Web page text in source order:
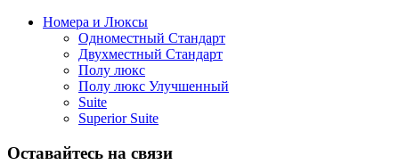
Номера и Люксы
Одноместный Стандарт
Двухместный Стандарт
Полу люкс
Полу люкс Улучшенный
Suite
Superior Suite
Оставайтесь на связи